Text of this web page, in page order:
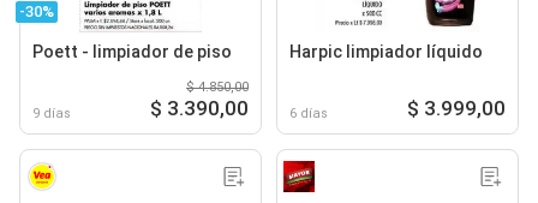
-30%
Poett - limpiador de piso
9 días
$ 4.850,00
$ 3.390,00
Harpic limpiador líquido
6 días $ 3.999,00